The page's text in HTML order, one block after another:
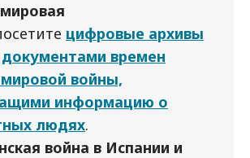
цифровые архивы
времен
войны,
информацию о
людях.
война в Испании и